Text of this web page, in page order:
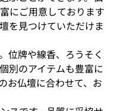
にご用意しております
を見つけていただけま
位牌や線香、ろうそく
別のアイテムも豊富に
お仏壇に合わせて、お